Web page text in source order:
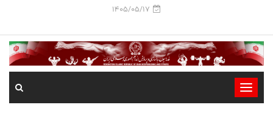
1405/05/17
-
-